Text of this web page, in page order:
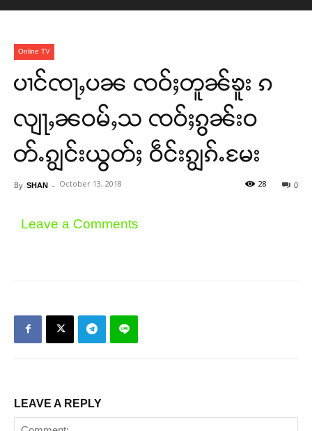
Online TV
ပၢင်ၸႃႇပၼ ၸဝ်ႈတူၼ်ၶူး ၵ
လျႃႇၼဝမ်ႇသ ၸဝ်ႈၵွၼ်းဝ
တ်ႉၵျွင်းယွတ်ႈ ဝဵင်းၵျွၵ်ႉမႄး
By SHAN - October 13, 2018 0
28
Leave a Comments
LEAVE A REPLY